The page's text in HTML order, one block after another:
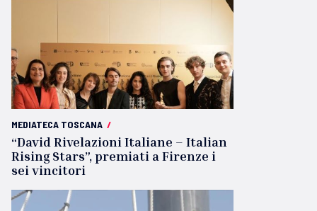
MEDIATECA TOSCANA /
“David Rivelazioni Italiane – Italian
Rising Stars”, premiati a Firenze i
sei vincitori